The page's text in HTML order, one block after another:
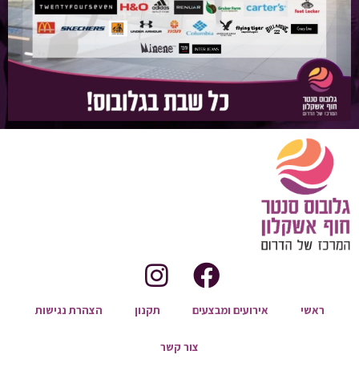
ראשי אירועים ומבצעים תקנון הצהרת נגישות
צור קשר